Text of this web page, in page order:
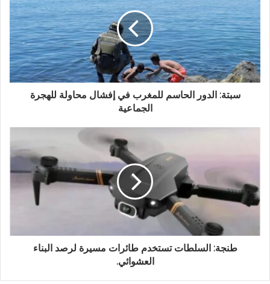
سبتة: الدور الحاسم للمغرب في إفشال محاولة للهجرة
الجماعية
طنجة: السلطات تستخدم طائرات مسيرة لرصد البناء
العشوائي.